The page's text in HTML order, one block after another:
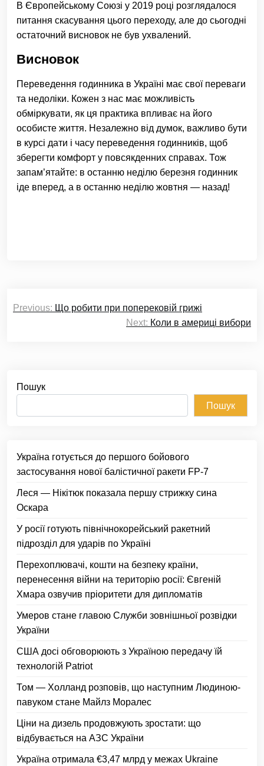
В Європейському Союзі у 2019 році розглядалося
питання скасування цього переходу, але до сьогодні
остаточний висновок не був ухвалений.
Висновок
Переведення годинника в Україні має свої переваги
та недоліки. Кожен з нас має можливість
обміркувати, як ця практика впливає на його
особисте життя. Незалежно від думок, важливо бути
в курсі дати і часу переведення годинників, щоб
зберегти комфорт у повсякденних справах. Тож
запам’ятайте: в останню неділю березня годинник
іде вперед, а в останню неділю жовтня — назад!
записів
Previous: Що робити при поперековій грижі
Next: Коли в америці вибори
Пошук
Пошук
Україна готується до першого бойового
застосування нової балістичної ракети FP-7
Леся — Нікітюк показала першу стрижку сина
Оскара
У росії готують північнокорейський ракетний
підрозділ для ударів по Україні
Перехоплювачі, кошти на безпеку країни,
перенесення війни на територію росії: Євгеній
Хмара озвучив пріоритети для дипломатів
Умеров стане главою Служби зовнішньої розвідки
України
США досі обговорюють з Україною передачу їй
технологій Patriot
Том — Холланд розповів, що наступним Людиною-
павуком стане Майлз Моралес
Ціни на дизель продовжують зростати: що
відбувається на АЗС України
Україна отримала €3,47 млрд у межах Ukraine